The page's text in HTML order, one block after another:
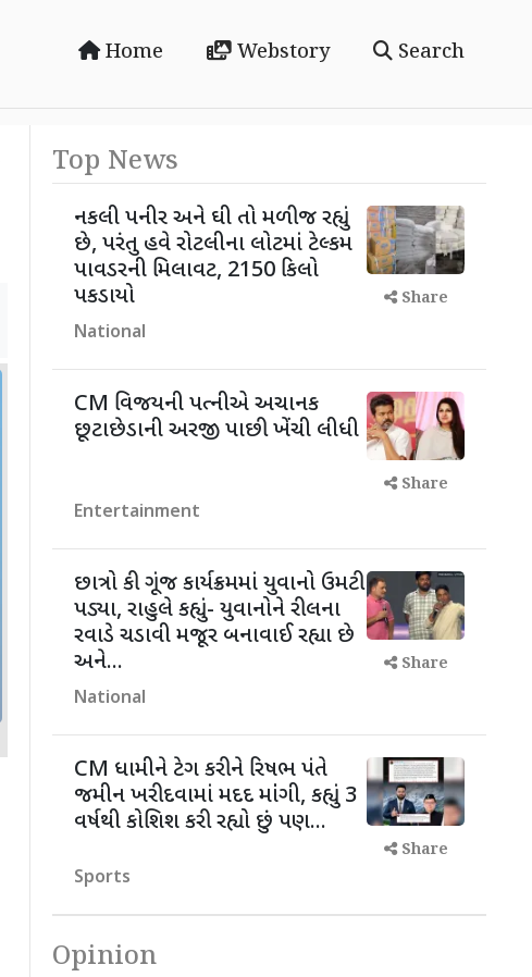
Home Webstory Search
Top News
નકલી પનીર અને ઘી તો મળી જ રહ્યું
છે, પરંતુ હવે રોટલીના લોટમાં ટેલ્કમ
પાવડરની મિલાવટ, 2150 કિલો
પકડાયો
National
Share
CM વિજયની પત્નીએ અચાનક
છૂટાછેડાની અરજી પાછી ખેંચી લીધી
Entertainment
Share
છાત્રો કી ગૂંજ કાર્યક્રમમાં યુવાનો ઉમટી
પડ્યા, રાહુલે કહ્યું- યુવાનોને રીલના
રવાડે ચડાવી મજૂર બનાવાઈ રહ્યા છે
અને...
National
Share
CM ધામીને ટેગ કરીને રિષભ પંતે
જમીન ખરીદવામાં મદદ માંંગી, કહ્યું 3
વર્ષથી કોશિશ કરી રહ્યો છું પણ...
Sports
Share
Opinion